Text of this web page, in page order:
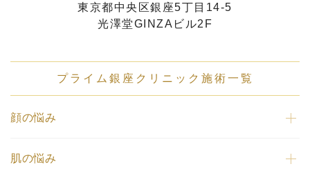
東京都中央区銀座5丁目14-5
光澤堂GINZAビル2F
プライム銀座クリニック施術一覧
顔の悩み
肌の悩み